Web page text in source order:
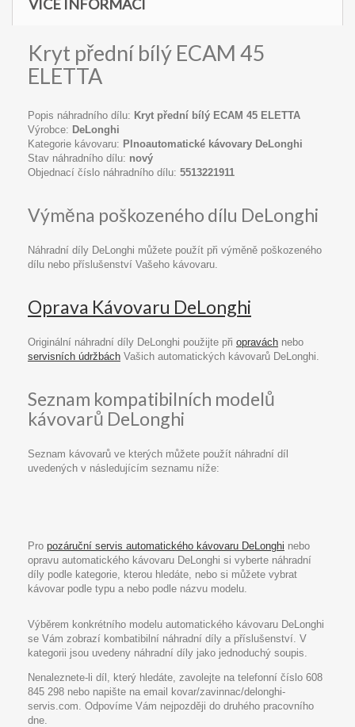
VÍCE INFORMACÍ
Kryt přední bílý ECAM 45
ELETTA
Popis náhradního dílu: Kryt přední bílý ECAM 45 ELETTA
Výrobce: DeLonghi
Kategorie kávovaru: Plnoautomatické kávovary DeLonghi
Stav náhradního dílu: nový
Objednací číslo náhradního dílu: 5513221911
Výměna poškozeného dílu DeLonghi
Náhradní díly DeLonghi můžete použít při výměně poškozeného
dílu nebo příslušenství Vašeho kávovaru.
Oprava Kávovaru DeLonghi
Originální náhradní díly DeLonghi použijte při opravách nebo
servisních údržbách Vašich automatických kávovarů DeLonghi.
Seznam kompatibilních modelů
kávovarů DeLonghi
Seznam kávovarů ve kterých můžete použít náhradní díl
uvedených v následujícím seznamu níže:
Pro pozáruční servis automatického kávovaru DeLonghi nebo
opravu automatického kávovaru DeLonghi si vyberte náhradní
díly podle kategorie, kterou hledáte, nebo si můžete vybrat
kávovar podle typu a nebo podle názvu modelu.
Výběrem konkrétního modelu automatického kávovaru DeLonghi
se Vám zobrazí kombatibilní náhradní díly a příslušenství. V
kategorii jsou uvedeny náhradní díly jako jednoduchý soupis.
Nenaleznete-li díl, který hledáte, zavolejte na telefonní číslo 608
845 298 nebo napište na email kovar/zavinnac/delonghi-
servis.com. Odpovíme Vám nejpozději do druhého pracovního
dne.